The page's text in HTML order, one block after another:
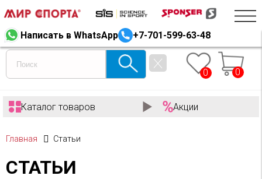
Написать в WhatsApp +7-701-599-63-48
0 0
Каталог товаров Акции
Главная Статьи
СТАТЬИ